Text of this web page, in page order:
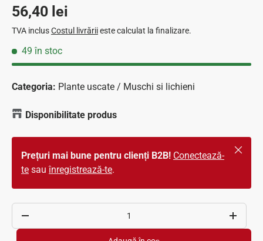
Preț standard
56,40 lei
TVA inclusCostul livrăriieste calculat la finalizare.
49 în stoc
Categoria: Plante uscate / Muschi si lichieni
Disponibilitate produs
Prețuri mai bune pentru clienți B2B! Conectează-
te sauînregistrează-te.
Închide
Scade cantitatea
Crește